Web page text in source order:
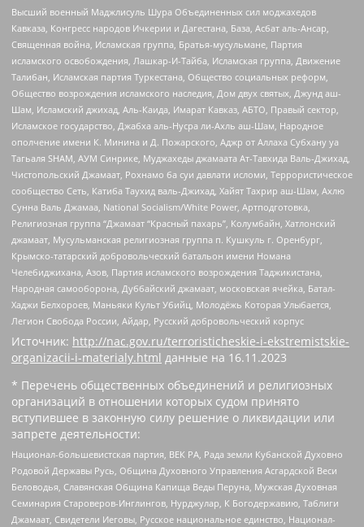
Высший военный Маджлисуль Шура Объединенных сил моджахедов
Кавказа, Конгресс народов Ичкерии и Дагестана, База, Асбат аль-Ансар,
Священная война, Исламская группа, Братья-мусульмане, Партия
исламского освобождения, Лашкар-И-Тайба, Исламская группа, Движение
Талибан, Исламская партия Туркестана, Общество социальных реформ,
Общество возрождения исламского наследия, Дом двух святых, Джунд аш-
Шам, Исламский джихад, Аль-Каида, Имарат Кавказ, АБТО, Правый сектор,
Исламское государство, Джабха аль-Нусра ли-Ахль аш-Шам, Народное
ополчение имени К. Минина и Д. Пожарского, Аджр от Аллаха Субхану уа
Тагьаля SHAM, АУМ Синрике, Муджахеды джамаата Ат-Тавхида Валь-Джихад,
Чистопольский Джамаат, Рохнамо ба суи давлати исломи, Террористическое
сообщество Сеть, Катиба Таухид валь-Джихад, Хайят Тахрир аш-Шам, Ахлю
Сунна Валь Джамаа, National Socialism/White Power, Артподготовка,
Религиозная группа “Джамаат “Красный пахарь”, Колумбайн, Хатлонский
джамаат, Мусульманская религиозная группа п. Кушкуль г. Оренбург,
Крымско-татарский добровольческий батальон имени Номана
Челебиджихана, Азов, Партия исламского возрождения Таджикистана,
Народная самооборона, Дуббайский джамаат, московская ячейка, Батал-
Хаджи Белхороев, Маньяки Культ Убийц, Молодёжь Которая Улыбается,
Легион Свобода России, Айдар, Русский добровольческий корпус
Источник: http://nac.gov.ru/terroristicheskie-i-ekstremistskie-
organizacii-i-materialy.html данные на 16.11.2023
* Перечень общественных объединений и религиозных
организаций в отношении которых судом принято
вступившее в законную силу решение о ликвидации или
запрете деятельности:
Национал-большевистская партия, ВЕК РА, Рада земли Кубанской Духовно
Родовой Державы Русь, Община Духовного Управления Асгардской Веси
Беловодья, Славянская Община Капища Веды Перуна, Мужская Духовная
Семинария Староверов-Инглингов, Нурджулар, К Богодержавию, Таблиги
Джамаат, Свидетели Иеговы, Русское национальное единство, Национал-